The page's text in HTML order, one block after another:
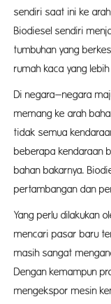
sendiri saat ini ke
Biodiesel sendiri
tumbuhan yang
rumah kaca yang
Di negara–negara
memang ke arah
tidak semua
beberapa kendaraan
bahan bakarnya.
pertambangan dan
Yang perlu dilakukan
mencari pasar baru
masih sangat
Dengan kemampun
mengekspor mesin